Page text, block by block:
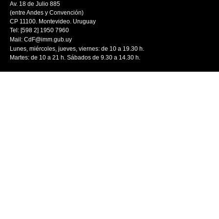
Av. 18 de Julio 885
(entre Andes y Convención)
CP 11100. Montevideo. Uruguay
Tel: [598 2] 1950 7960
Mail: CdF@imm.gub.uy
Lunes, miércoles, jueves, viernes: de 10 a 19.30 h.
Martes: de 10 a 21 h. Sábados de 9.30 a 14.30 h.